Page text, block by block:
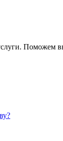
Поможем